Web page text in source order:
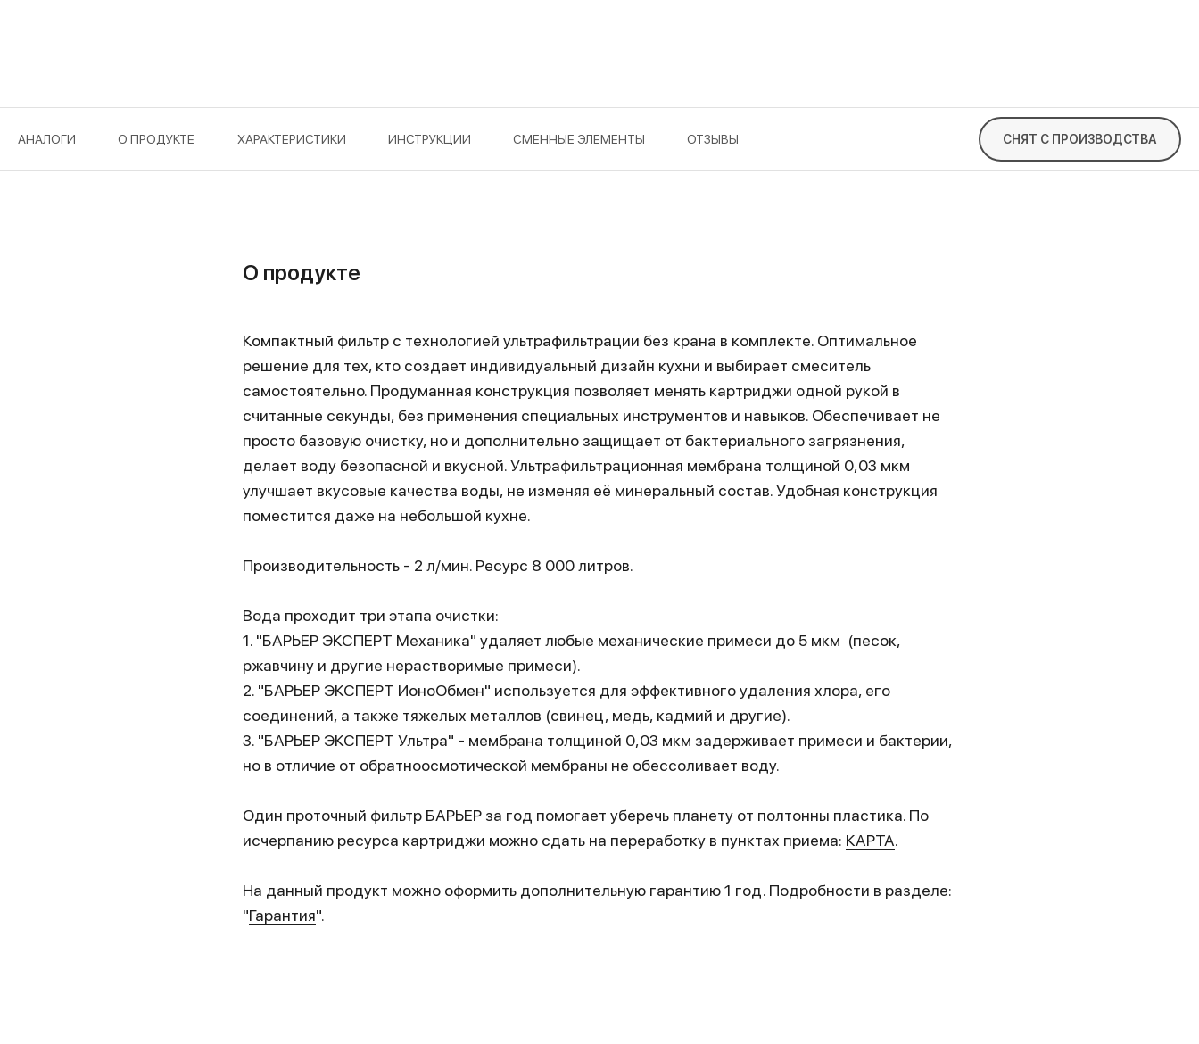
АНАЛОГИ О ПРОДУКТЕ ХАРАКТЕРИСТИКИ ИНСТРУКЦИИ СМЕННЫЕ ЭЛЕМЕНТЫ ОТЗЫВЫ СНЯТ С ПРОИЗВОДСТВА
О продукте
Компактный фильтр с технологией ультрафильтрации без крана в комплекте. Оптимальное
решение для тех, кто создает индивидуальный дизайн кухни и выбирает смеситель
самостоятельно. Продуманная конструкция позволяет менять картриджи одной рукой в
считанные секунды, без применения специальных инструментов и навыков. Обеспечивает не
просто базовую очистку, но и дополнительно защищает от бактериального загрязнения,
делает воду безопасной и вкусной. Ультрафильтрационная мембрана толщиной 0,03 мкм
улучшает вкусовые качества воды, не изменяя её минеральный состав. Удобная конструкция
поместится даже на небольшой кухне.
Производительность - 2 л/мин. Ресурс 8 000 литров.
Вода проходит три этапа очистки:
1. "БАРЬЕР ЭКСПЕРТ Механика" удаляет любые механические примеси до 5 мкм (песок,
ржавчину и другие нерастворимые примеси).
2. "БАРЬЕР ЭКСПЕРТ ИоноОбмен" используется для эффективного удаления хлора, его
соединений, а также тяжелых металлов (свинец, медь, кадмий и другие).
3. "БАРЬЕР ЭКСПЕРТ Ультра" - мембрана толщиной 0,03 мкм задерживает примеси и бактерии,
но в отличие от обратноосмотической мембраны не обессоливает воду.
Один проточный фильтр БАРЬЕР за год помогает уберечь планету от полтонны пластика. По
исчерпанию ресурса картриджи можно сдать на переработку в пунктах приема: КАРТА.
На данный продукт можно оформить дополнительную гарантию 1 год. Подробности в разделе:
"Гарантия".